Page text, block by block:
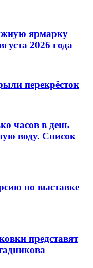
ярмарку
2026 года
перекрёсток
часов в день
воду. Список
по выставке
представят